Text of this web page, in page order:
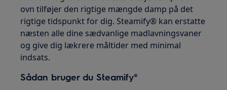
ovn tilføjer den rigtige mængde damp på det
rigtige tidspunkt for dig. Steamify® kan erstatte
næsten alle dine sædvanlige madlavningsvaner
og give dig lækrere måltider med minimal
indsats.
Sådan bruger du Steamify®